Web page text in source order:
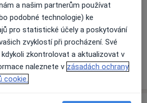
návštěvy)
přijímá pacienty na pojišťovnu
Více
a našim partnerům používat
podobné technologie) ke
pro statistické účely a poskytování
zvyklostí při procházení. Své
zkontrolovat a aktualizovat v
naleznete v zásadách ochrany
cookie.